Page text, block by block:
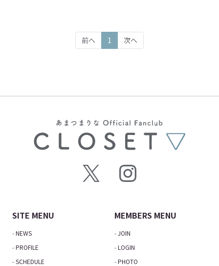
前へ 1 (current)
次へ
SITE MENU
NEWS
PROFILE
SCHEDULE
MEMBERS MENU
JOIN
LOGIN
PHOTO